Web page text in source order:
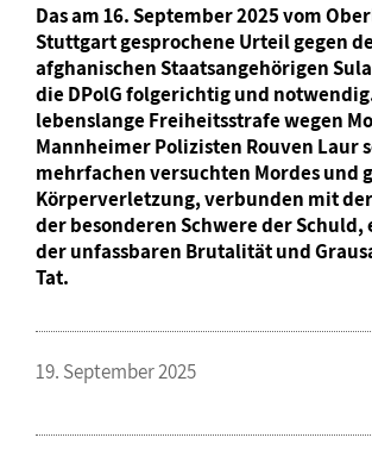
Das am 16. September 2025 vom
Stuttgart gesprochene Urteil gegen
afghanischen Staatsangehörigen
die DPolG folgerichtig und
lebenslange Freiheitsstrafe wegen
Mannheimer Polizisten Rouven Laur
mehrfachen versuchten Mordes und
Körperverletzung, verbunden mit
der besonderen Schwere der Schuld,
der unfassbaren Brutalität und
Tat.
19. September 2025